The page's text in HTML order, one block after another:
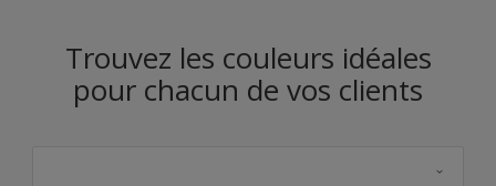
Trouvez les couleurs idéales
pour chacun de vos clients